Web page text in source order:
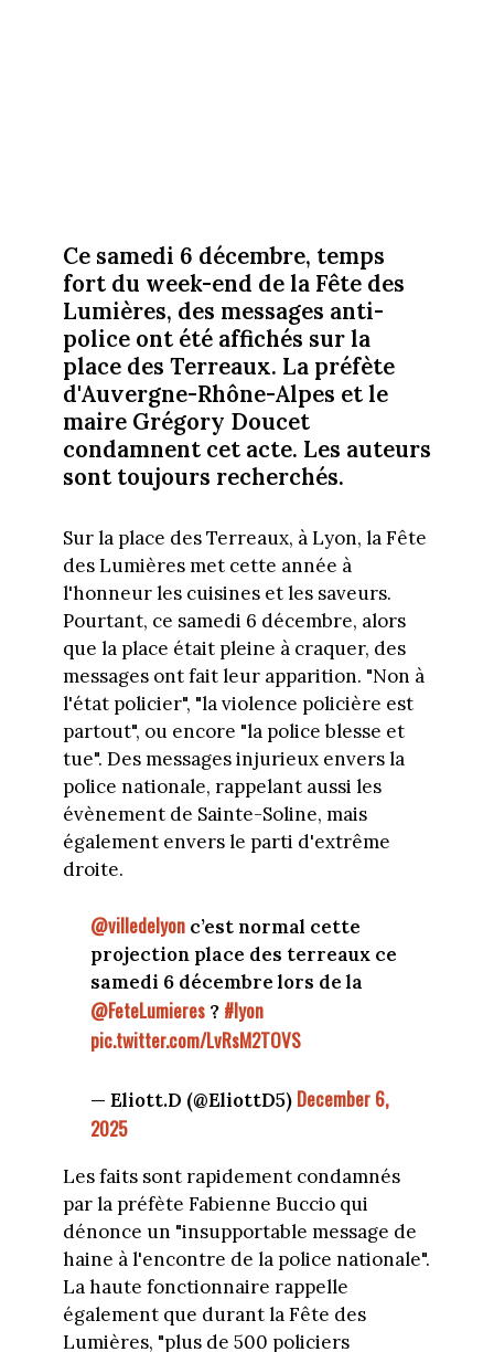
Ce samedi 6 décembre, temps
fort du week-end de la Fête des
Lumières, des messages anti-
police ont été affichés sur la
place des Terreaux. La préfète
d'Auvergne-Rhône-Alpes et le
maire Grégory Doucet
condamnent cet acte. Les auteurs
sont toujours recherchés.
Sur la place des Terreaux, à Lyon, la Fête
des Lumières met cette année à
l'honneur les cuisines et les saveurs.
Pourtant, ce samedi 6 décembre, alors
que la place était pleine à craquer, des
messages ont fait leur apparition. "Non à
l'état policier", "la violence policière est
partout", ou encore "la police blesse et
tue". Des messages injurieux envers la
police nationale, rappelant aussi les
évènement de Sainte-Soline, mais
également envers le parti d'extrême
droite.
@villedelyon c’est normal cette
projection place des terreaux ce
samedi 6 décembre lors de la
@FeteLumieres ? #lyon
pic.twitter.com/LvRsM2TOVS
— Eliott.D (@EliottD5) December 6,
2025
Les faits sont rapidement condamnés
par la préfète Fabienne Buccio qui
dénonce un "insupportable message de
haine à l'encontre de la police nationale".
La haute fonctionnaire rappelle
également que durant la Fête des
Lumières, "plus de 500 policiers